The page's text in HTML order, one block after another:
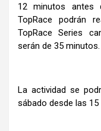
12 minutos antes
TopRace podrán
TopRace Series
serán de 35 minutos.
La actividad se
sábado desde las